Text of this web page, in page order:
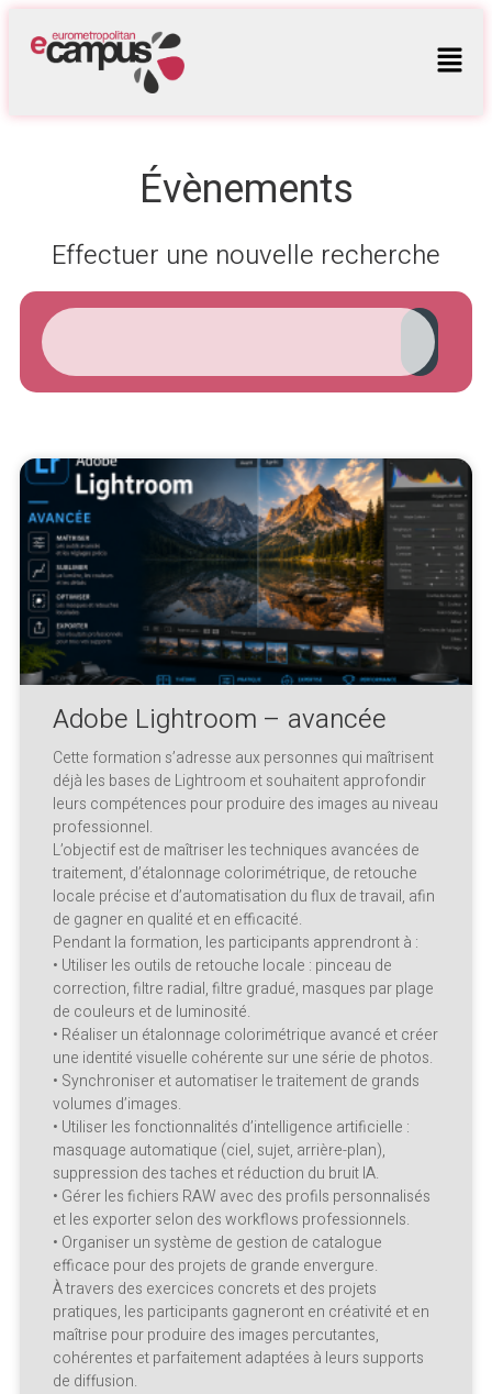
Évènements
Effectuer une nouvelle recherche
Adobe Lightroom – avancée
Cette formation s’adresse aux personnes qui maîtrisent
déjà les bases de Lightroom et souhaitent approfondir
leurs compétences pour produire des images au niveau
professionnel.
L’objectif est de maîtriser les techniques avancées de
traitement, d’étalonnage colorimétrique, de retouche
locale précise et d’automatisation du flux de travail, afin
de gagner en qualité et en efficacité.
Pendant la formation, les participants apprendront à :
• Utiliser les outils de retouche locale : pinceau de
correction, filtre radial, filtre gradué, masques par plage
de couleurs et de luminosité.
• Réaliser un étalonnage colorimétrique avancé et créer
une identité visuelle cohérente sur une série de photos.
• Synchroniser et automatiser le traitement de grands
volumes d’images.
• Utiliser les fonctionnalités d’intelligence artificielle :
masquage automatique (ciel, sujet, arrière-plan),
suppression des taches et réduction du bruit IA.
• Gérer les fichiers RAW avec des profils personnalisés
et les exporter selon des workflows professionnels.
• Organiser un système de gestion de catalogue
efficace pour des projets de grande envergure.
À travers des exercices concrets et des projets
pratiques, les participants gagneront en créativité et en
maîtrise pour produire des images percutantes,
cohérentes et parfaitement adaptées à leurs supports
de diffusion.